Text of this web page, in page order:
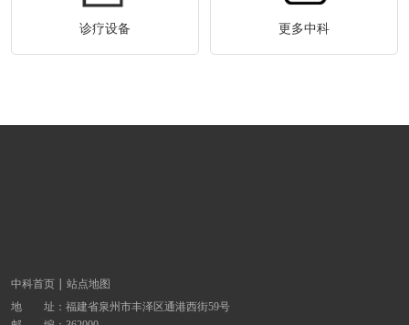
诊疗设备 更多中科
中科首页
站点地图
地 址： 福建省泉州市丰泽区通港西街59号